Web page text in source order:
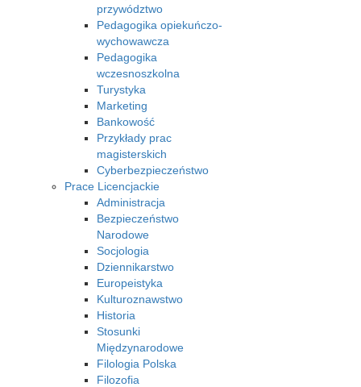
przywództwo
Pedagogika opiekuńczo-
wychowawcza
Pedagogika
wczesnoszkolna
Turystyka
Marketing
Bankowość
Przykłady prac
magisterskich
Cyberbezpieczeństwo
Prace Licencjackie
Administracja
Bezpieczeństwo
Narodowe
Socjologia
Dziennikarstwo
Europeistyka
Kulturoznawstwo
Historia
Stosunki
Międzynarodowe
Filologia Polska
Filozofia